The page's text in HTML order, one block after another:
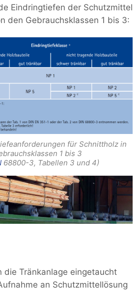
Eindringtiefen der Schutzmittel
den Gebrauchsklassen 1 bis 3:
für Schnittholz in
1 bis 3
68800-3, Tabellen 3 und 4)
die Tränkanlage eingetaucht
an Schutzmittellösung